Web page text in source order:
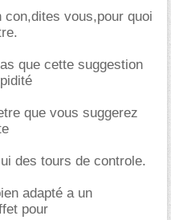
vous,pour quoi
que cette suggestion
que vous suggerez
des tours de controle.
adapté a un
pour